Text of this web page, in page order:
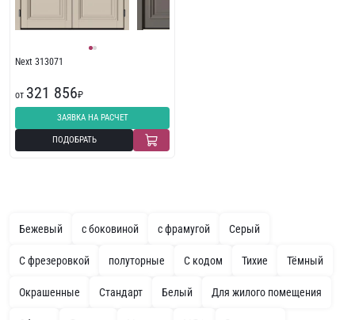
Next 313071
от 321 856₽
ЗАЯВКА НА РАСЧЕТ
ПОДОБРАТЬ
Бежевый с боковиной с фрамугой Серый
С фрезеровкой полуторные С кодом Тихие Тёмный
Окрашенные Стандарт Белый Для жилого помещения